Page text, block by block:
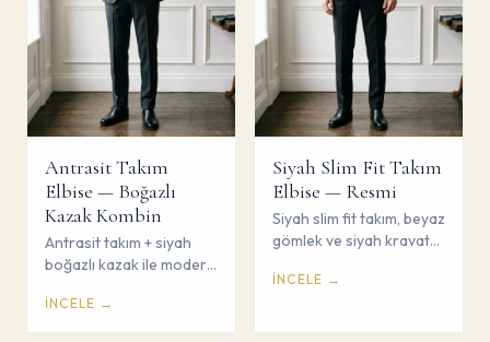
Antrasit Takım
Elbise — Boğazlı
Kazak Kombin
Antrasit takım + siyah
boğazlı kazak ile modern
ve kravat yok. Çorum
Savaş Giyim.
İNCELE →
Siyah Slim Fit Takım
Elbise — Resmi
Siyah slim fit takım, beyaz
gömlek ve siyah kravat
Çorum Savaş Giyim.
İNCELE →